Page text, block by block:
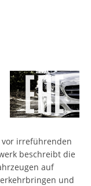
vor irreführenden
beschreibt die
auf
und